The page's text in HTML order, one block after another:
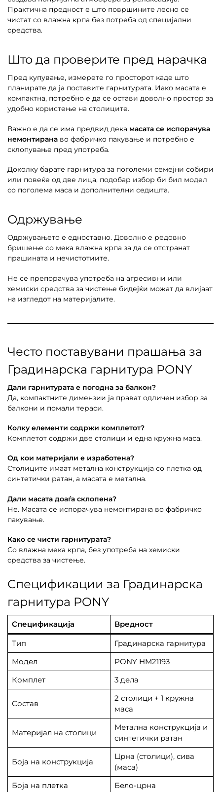
Практична предност е што површините лесно се
чистат со влажна крпа без потреба од специјални
средства.
Што да проверите пред нарачка
Пред купување, измерете го просторот каде што
планирате да ја поставите гарнитурата. Иако масата е
компактна, потребно е да се остави доволно простор за
удобно користење на столиците.
Важно е да се има предвид дека масата се испорачува
немонтирана во фабричко пакување и потребно е
склопување пред употреба.
Доколку барате гарнитура за поголеми семејни собири
или повеќе од две лица, подобар избор би бил модел
со поголема маса и дополнителни седишта.
Одржување
Одржувањето е едноставно. Доволно е редовно
бришење со мека влажна крпа за да се отстранат
прашината и нечистотиите.
Не се препорачува употреба на агресивни или
хемиски средства за чистење бидејќи можат да влијаат
на изгледот на материјалите.
Често поставувани прашања за
Градинарска гарнитура PONY
Дали гарнитурата е погодна за балкон?
Да, компактните димензии ја прават одличен избор за
балкони и помали тераси.
Колку елементи содржи комплетот?
Комплетот содржи две столици и една кружна маса.
Од кои материјали е изработена?
Столиците имаат метална конструкција со плетка од
синтетички ратан, а масата е метална.
Дали масата доаѓа склопена?
Не. Масата се испорачува немонтирана во фабричко
пакување.
Како се чисти гарнитурата?
Со влажна мека крпа, без употреба на хемиски
средства за чистење.
Спецификации за Градинарска
гарнитура PONY
Спецификација Вредност
Тип
Градинарска гарнитура
Модел
PONY HM21193
Комплет
3 дела
Состав
2 столици + 1 кружна
маса
Материјал на столици
Метална конструкција и
синтетички ратан
Боја на конструкција
Црна (столици), сива
(маса)
Боја на плетка
Бело-црна